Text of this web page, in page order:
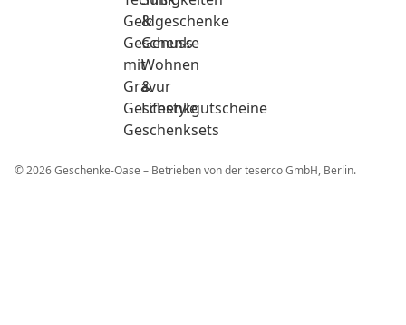
Geldgeschenke
Geschenke
mit
Gravur
Geschenkgutscheine
Geschenksets
&
Genuss
Wohnen
&
Lifestyle
© 2026 Geschenke-Oase – Betrieben von der teserco GmbH, Berlin.